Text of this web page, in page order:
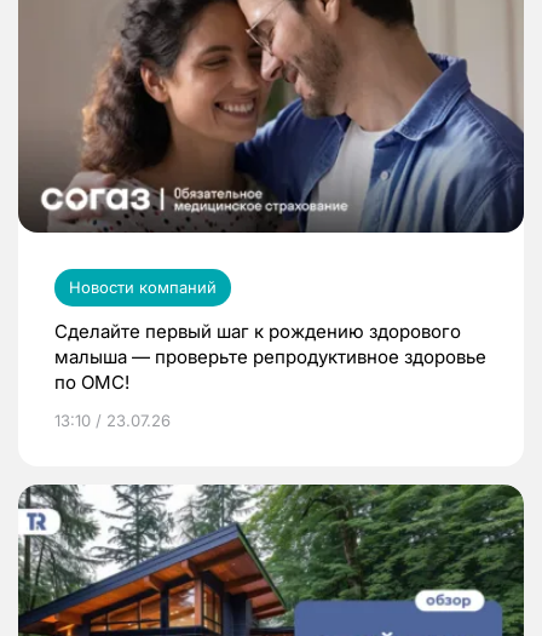
Новости компаний
Сделайте первый шаг к рождению здорового
малыша — проверьте репродуктивное здоровье
по ОМС!
13:10 / 23.07.26